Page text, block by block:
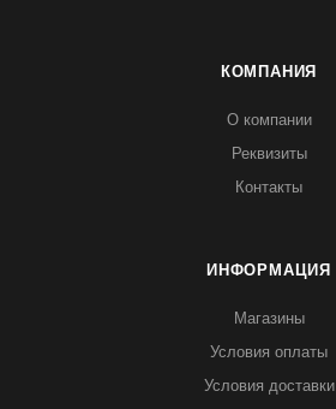
КОМПАНИЯ
О компании
Реквизиты
Контакты
ИНФОРМАЦИЯ
Магазины
Условия оплаты
Условия доставки